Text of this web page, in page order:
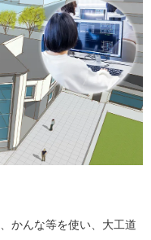
かんな等を使い、大工道